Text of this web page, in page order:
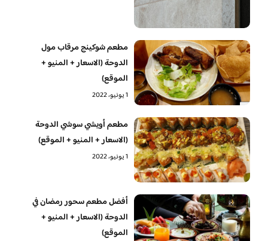
مطعم شوكينج مرقاب مول
الدوحة (الاسعار + المنيو +
الموقع)
1 يونيو، 2022
مطعم أويشي سوشي الدوحة
(الاسعار + المنيو + الموقع)
1 يونيو، 2022
أفضل مطعم سحور رمضان في
الدوحة (الاسعار + المنيو +
الموقع)